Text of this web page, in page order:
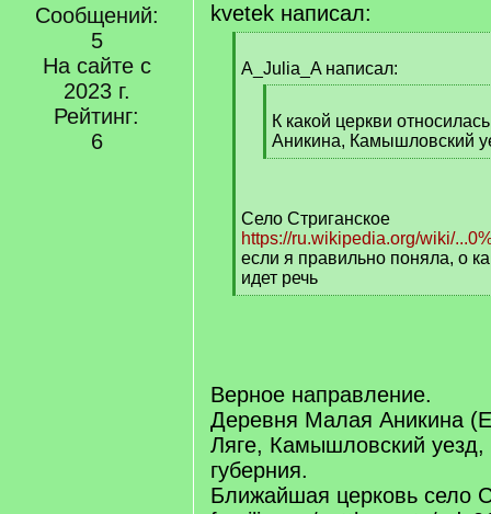
Сообщений:
5
На сайте с
2023 г.
Рейтинг:
6
kvetek написал:
q
A_Julia_A написал:
q
]
К какой церкви
Аникина, Камышловский
[
]
Село Стриганское
https://ru.wikipedia.org/wiki/
если я правильно поняла, о
идет речь
[
Верное направление.
Деревня Малая Аникина
Ляге, Камышловский
губерния.
Ближайшая церковь село